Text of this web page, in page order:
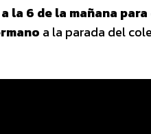
la 6 de la mañana
a la parada del